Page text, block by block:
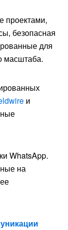
проектами,
безопасная
для
масштаба.
и
WhatsApp.
на